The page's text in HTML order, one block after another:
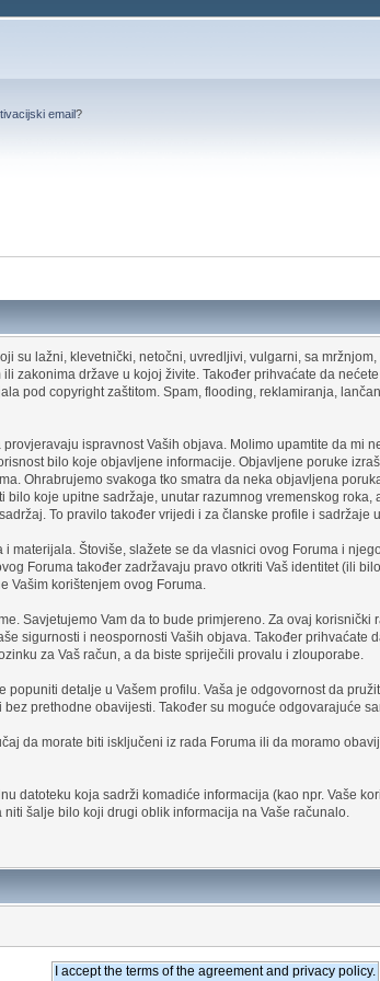
email?
su lažni, klevetnički, netočni, uvredljivi, vulgarni, sa
zakonima države u kojoj živite. Također prihvaćate da
pod copyright zaštitom. Spam, flooding, reklamiranja,
ispravnost Vaših objava. Molimo upamtite da mi
bilo koje objavljene informacije. Objavljene poruke
Ohrabrujemo svakoga tko smatra da neka objavljena
koje upitne sadržaje, unutar razumnog vremenskog
To pravilo također vrijedi i za članske profile i sadržaje u
materijala. Štoviše, slažete se da vlasnici ovog Foruma i
Foruma također zadržavaju pravo otkriti Vaš identitet (ili
korištenjem ovog Foruma.
Savjetujemo Vam da to bude primjereno. Za ovaj
sigurnosti i neospornosti Vaših objava. Također prihvaćate
za Vaš račun, a da biste spriječili provalu i zlouporabe.
detalje u Vašem profilu. Vaša je odgovornost da
prethodne obavijesti. Također su moguće odgovarajuće
da morate biti isključeni iz rada Foruma ili da moramo
datoteku koja sadrži komadiće informacija (kao npr. Vaše
šalje bilo koji drugi oblik informacija na Vaše računalo.